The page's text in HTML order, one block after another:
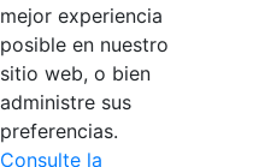
© Copyright 2026 - Todos
Gobierno de Colombia
mejor experiencia
posible en nuestro
sitio web, o bien
administre sus
preferencias.
Consulte la